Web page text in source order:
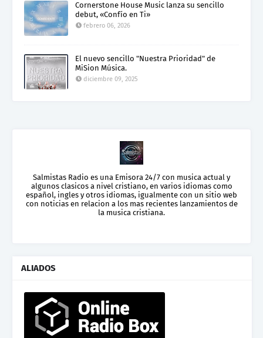
Cornerstone House Music lanza su sencillo
debut, «Confío en Ti»
febrero 06, 2026
El nuevo sencillo "Nuestra Prioridad" de
MiSion Música.
diciembre 09, 2025
Salmistas Radio es una Emisora 24/7 con musica actual y
algunos clasicos a nivel cristiano, en varios idiomas como
español, ingles y otros idiomas, igualmente con un sitio web
con noticias en relacion a los mas recientes lanzamientos de
la musica cristiana.
ALIADOS